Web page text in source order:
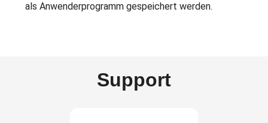
als Anwenderprogramm gespeichert werden.
Support